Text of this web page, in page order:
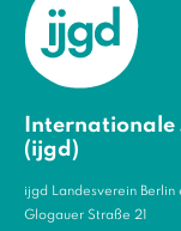
Internationale
(ijgd)
ijgd Landesverein Berlin
Glogauer Straße 21